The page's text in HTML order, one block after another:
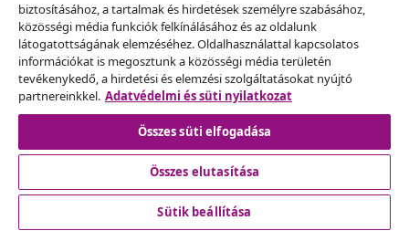
vidaXL
Fedezz fel többet
© 2008-2026 vidaXL A www.vidaxl.hu a vidaXL Marketplace
biztosításához, a tartalmak és hirdetések személyre szabásához,
közösségi média funkciók felkínálásához és az oldalunk
látogatottságának elemzéséhez. Oldalhasználattal kapcsolatos
információkat is megosztunk a közösségi média területén
tevékenykedő, a hirdetési és elemzési szolgáltatásokat nyújtó
partnereinkkel. Adatvédelmi és süti nyilatkozat
Összes süti elfogadása
Összes elutasítása
Sütik beállítása